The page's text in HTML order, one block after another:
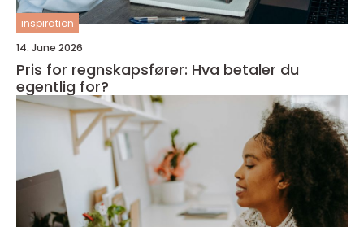
inspiration
14. June 2026
Pris for regnskapsfører: Hva betaler du
egentlig for?